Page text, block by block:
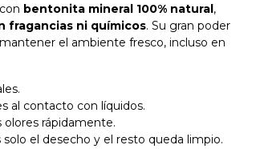
bentonita mineral 100% natural,
fragancias ni químicos. Su gran poder
el ambiente fresco, incluso en
al contacto con líquidos.
olores rápidamente.
solo el desecho y el resto queda limpio.